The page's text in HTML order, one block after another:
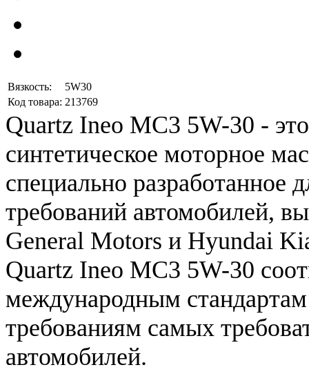
Вязкость:
5W30
Код товара: 213769
Quartz Ineo MC3 5W-30 - это
синтетическое моторное
специально разработанное
требований автомобилей,
General Motors и Hyundai
Quartz Ineo MC3 5W-30
международным стандартам
требованиям самых
автомобилей.